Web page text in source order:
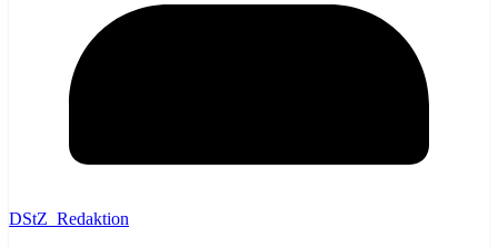
DStZ_Redaktion